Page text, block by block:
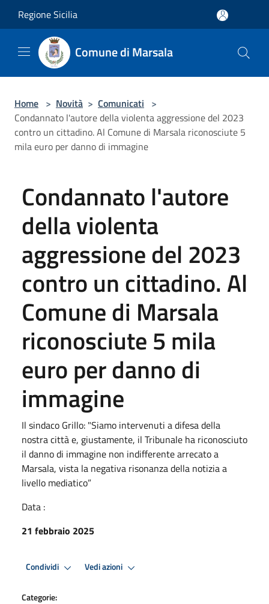
Regione Sicilia
Comune di Marsala
Home > Novità > Comunicati >
Condannato l'autore della violenta aggressione del 2023
contro un cittadino. Al Comune di Marsala riconosciute 5
mila euro per danno di immagine
Condannato l'autore
della violenta
aggressione del 2023
contro un cittadino. Al
Comune di Marsala
riconosciute 5 mila
euro per danno di
immagine
Il sindaco Grillo: "Siamo intervenuti a difesa della
nostra città e, giustamente, il Tribunale ha riconosciuto
il danno di immagine non indifferente arrecato a
Marsala, vista la negativa risonanza della notizia a
livello mediatico”
Data :
21 febbraio 2025
Condividi Vedi azioni
Categorie: